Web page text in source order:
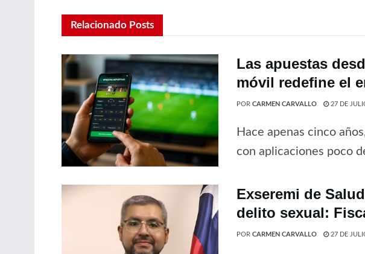
Relacionado Posts
Las apuestas
móvil redefine el
POR CARMEN CARVALLO 27 DE
Hace apenas cinco
con aplicaciones poco
Exseremi de
delito sexual:
POR CARMEN CARVALLO 27 DE